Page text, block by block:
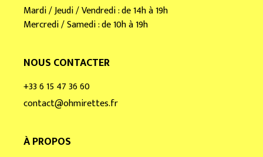
Mardi / Jeudi / Vendredi : de 14h à 19h
Mercredi / Samedi : de 10h à 19h
NOUS CONTACTER
+33 6 15 47 36 60
contact@ohmirettes.fr
À PROPOS